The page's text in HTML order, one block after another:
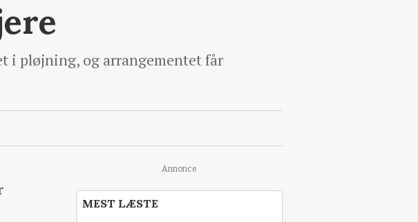
i pløjning, og arrangementet får
Annonce
MEST LÆSTE